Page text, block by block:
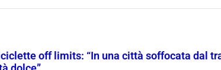
off limits: “In una città soffocata dal